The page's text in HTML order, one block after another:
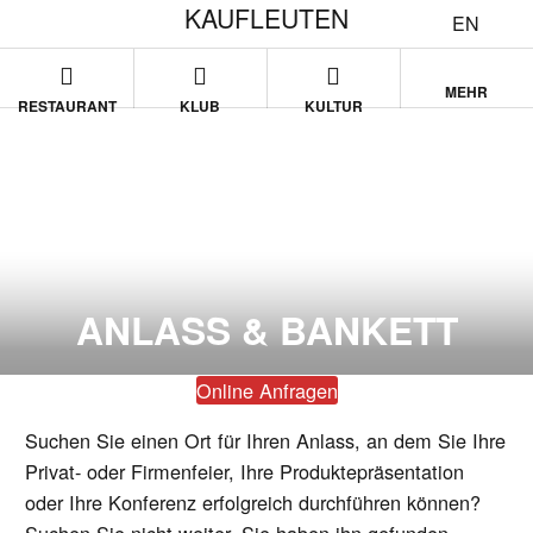
EN
KAUFLEUTEN
RESTAURANT KLUB KULTUR
MEHR
ANLASS & BANKETT
Online Anfragen
Suchen Sie einen Ort für Ihren Anlass, an dem Sie Ihre
Privat- oder Firmenfeier, Ihre Produktepräsentation
oder Ihre Konferenz erfolgreich durchführen können?